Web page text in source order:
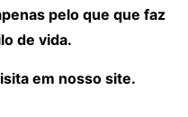
pelo que que faz
de vida.
em nosso site.